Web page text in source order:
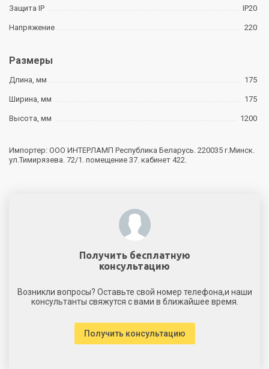
Защита IP IP20
Напряжение 220
Размеры
Длина, мм 175
Ширина, мм 175
Высота, мм 1200
Импортер: ООО ИНТЕРЛАМП Республика Беларусь. 220035 г.Минск.
ул.Тимирязева. 72/1. помещение 37. кабинет 422.
Получить бесплатную
консультацию
Возникли вопросы? Оставьте свой номер телефона,и наши
консультанты свяжутся с вами в ближайшее время.
Получить консультацию